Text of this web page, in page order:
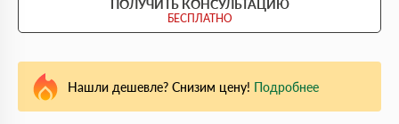
ПОЛУЧИТЬ КОНСУЛЬТАЦИЮ
БЕСПЛАТНО
Нашли дешевле? Снизим цену! Подробнее